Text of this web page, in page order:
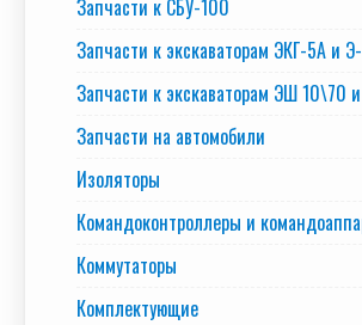
Запчасти к СБУ-100
Запчасти к экскаваторам ЭКГ-5А и
Запчасти к экскаваторам ЭШ 10\70
Запчасти на автомобили
Изоляторы
Командоконтроллеры и
Коммутаторы
Комплектующие